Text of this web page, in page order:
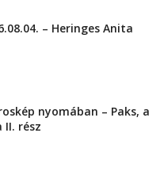
– Heringes Anita
nyomában – Paks, a
II. rész